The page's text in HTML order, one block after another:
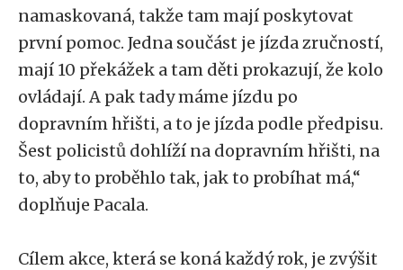
namaskovaná, takže tam mají poskytovat
první pomoc. Jedna součást je jízda zručností,
mají 10 překážek a tam děti prokazují, že kolo
ovládají. A pak tady máme jízdu po
dopravním hřišti, a to je jízda podle předpisu.
Šest policistů dohlíží na dopravním hřišti, na
to, aby to proběhlo tak, jak to probíhat má,“
doplňuje Pacala.
Cílem akce, která se koná každý rok, je zvýšit